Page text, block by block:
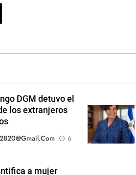
DGM detuvo el
los extranjeros
6
a mujer